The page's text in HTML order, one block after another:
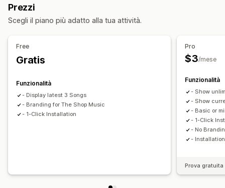
Prezzi
Scegli il piano più adatto alla tua attività.
Free
Gratis
Funzionalità
- Display latest 3 Songs
- Branding for The Shop Music
- 1-Click Installation
Pro
$3/mese
Funzionalità
- Show
- Show
- Basic or
- 1-Click
- No
-
Prova